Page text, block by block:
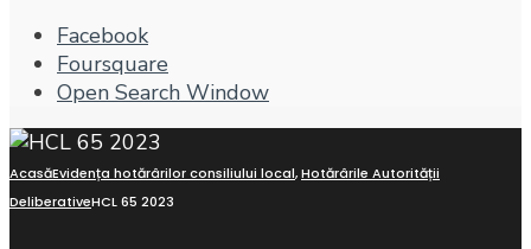
Facebook
Foursquare
Open Search Window
AcasăEvidența hotărârilor consiliului local,Hotărârile Autorității
DeliberativeHCL 65 2023